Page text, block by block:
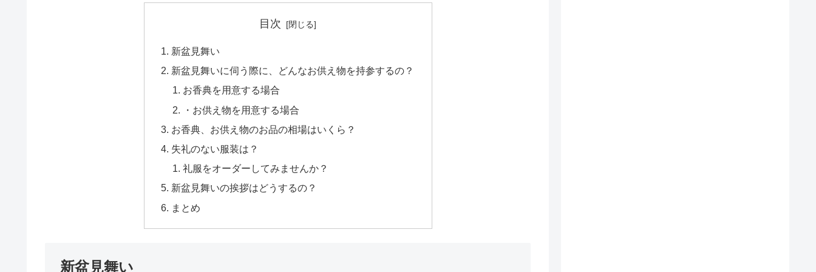
目次
新盆見舞い
新盆見舞いに伺う際に、どんなお供え物を持参するの？
お香典を用意する場合
・お供え物を用意する場合
お香典、お供え物のお品の相場はいくら？
失礼のない服装は？
礼服をオーダーしてみませんか？
新盆見舞いの挨拶はどうするの？
まとめ
新盆見舞い